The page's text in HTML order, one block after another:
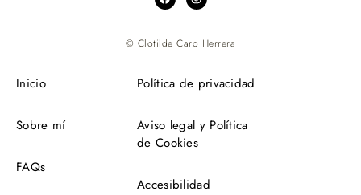
© Clotilde Caro Herrera
Inicio
Sobre mí
FAQs
Política de privacidad
Aviso legal y Política
de Cookies
Accesibilidad